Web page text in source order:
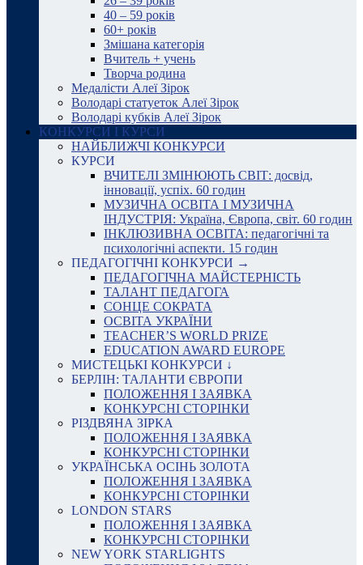
40 – 59 років
60+ років
Змішана категорія
Вчитель + учень
Творча родина
Медалісти Алеї Зірок
Володарі статуеток Алеї Зірок
Володарі кубків Алеї Зірок
КОНКУРСИ І КУРСИ
НАЙБЛИЖЧІ КОНКУРСИ
КУРСИ
ВЧИТЕЛІ ЗМІНЮЮТЬ СВІТ: досвід,
інновації, успіх. 60 годин
МУЗИЧНА ОСВІТА І МУЗИЧНА
ІНДУСТРІЯ: Україна, Європа, світ. 60 годин
ІНКЛЮЗИВНА ОСВІТА: педагогічні та
психологічні аспекти. 15 годин
ПЕДАГОГІЧНІ КОНКУРСИ →
ПЕДАГОГІЧНА МАЙСТЕРНІСТЬ
ТАЛАНТ ПЕДАГОГА
СОНЦЕ СОКРАТА
ОСВІТА УКРАЇНИ
TEACHER’S WORLD PRIZE
EDUCATION AWARD EUROPE
МИСТЕЦЬКІ КОНКУРСИ ↓
БЕРЛІН: ТАЛАНТИ ЄВРОПИ
ПОЛОЖЕННЯ І ЗАЯВКА
КОНКУРСНІ СТОРІНКИ
РІЗДВЯНА ЗІРКА
ПОЛОЖЕННЯ І ЗАЯВКА
КОНКУРСНІ СТОРІНКИ
УКРАЇНСЬКА ОСІНЬ ЗОЛОТА
ПОЛОЖЕННЯ І ЗАЯВКА
КОНКУРСНІ СТОРІНКИ
LONDON STARS
ПОЛОЖЕННЯ І ЗАЯВКА
КОНКУРСНІ СТОРІНКИ
NEW YORK STARLIGHTS